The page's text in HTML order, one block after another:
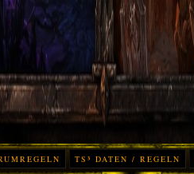
TS³ DATEN / REGELN